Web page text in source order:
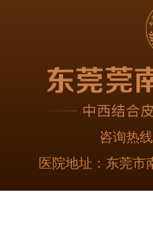
咨询热线
医院地址： 东莞市